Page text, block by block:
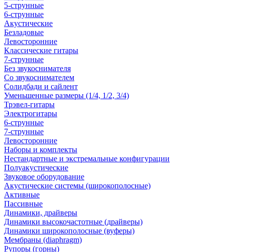
5-струнные
6-струнные
Акустические
Безладовые
Левосторонние
Классические гитары
7-струнные
Без звукоснимателя
Со звукоснимателем
Солидбади и сайлент
Уменьшенные размеры (1/4, 1/2, 3/4)
Трэвел-гитары
Электрогитары
6-струнные
7-струнные
Левосторонние
Наборы и комплекты
Нестандартные и экстремальные конфигурации
Полуакустические
Звуковое оборудование
Акустические системы (широкополосные)
Активные
Пассивные
Динамики, драйверы
Динамики высокочастотные (драйверы)
Динамики широкополосные (вуферы)
Мембраны (diaphragm)
Рупоры (горны)